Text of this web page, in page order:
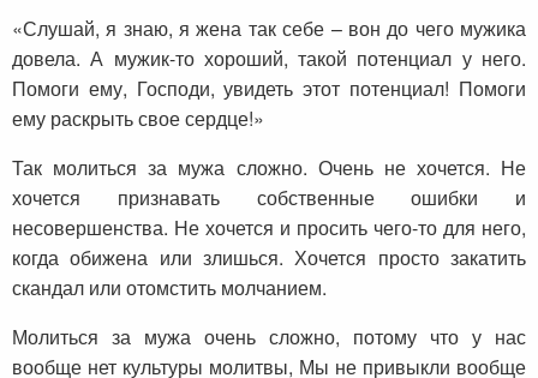
«Слушай, я знаю, я жена так себе – вон до чего мужика
довела. А мужик-то хороший, такой потенциал у него.
Помоги ему, Господи, увидеть этот потенциал! Помоги
ему раскрыть свое сердце!»
Так молиться за мужа сложно. Очень не хочется. Не
хочется признавать собственные ошибки и
несовершенства. Не хочется и просить чего-то для него,
когда обижена или злишься. Хочется просто закатить
скандал или отомстить молчанием.
Молиться за мужа очень сложно, потому что у нас
вообще нет культуры молитвы, Мы не привыкли вообще